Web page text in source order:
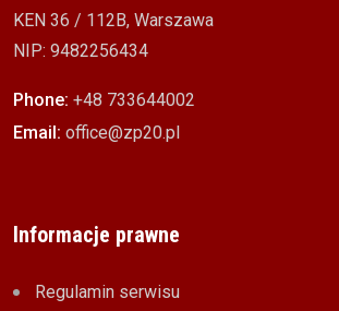
KEN 36 / 112B, Warszawa
NIP: 9482256434
Phone: +48 733644002
Email: office@zp20.pl
Informacje prawne
Regulamin serwisu